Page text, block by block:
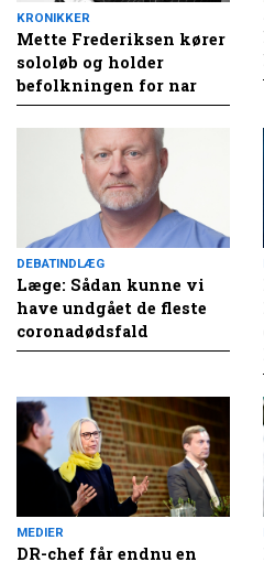
KRONIKKER
Mette Frederiksen kører
sololøb og holder
befolkningen for nar
DEBATINDLÆG
Læge: Sådan kunne vi
have undgået de fleste
coronadødsfald
MEDIER
DR-chef får endnu en